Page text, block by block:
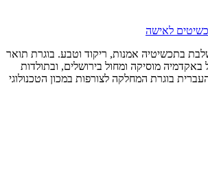
בתכשיטיה אמנות, ריקוד וטבע. בוגרת תואר
באקדמיה מוסיקה ומחול בירושלים, ובתולדות
בוגרת המחלקה לצורפות במכון הטכנולוגי